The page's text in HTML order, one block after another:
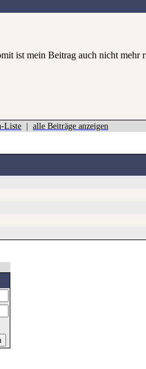
ist mein Beitrag auch nicht mehr
Liste alle Beiträge anzeigen